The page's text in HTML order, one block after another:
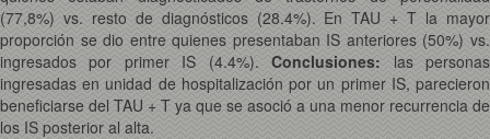
(77,8%) vs. resto de diagnósticos (28.4%). En TAU + T la mayor
proporción se dio entre quienes presentaban IS anteriores (50%) vs.
ingresados por primer IS (4.4%).Conclusiones: las personas
ingresadas en unidad de hospitalización por un primer IS, parecieron
beneficiarse del TAU + T ya que se asoció a una menor recurrencia de
los IS posterior al alta.